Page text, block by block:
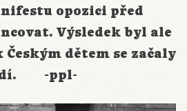
opozici před
Výsledek byl ale
Českým dětem se začaly
-ppl-